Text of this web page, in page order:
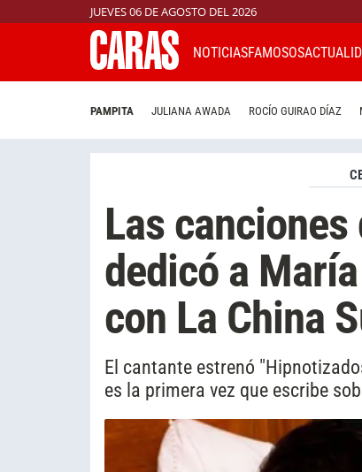
JUEVES 06 DE AGOSTO DEL 2026
NOTICIASFAMOSOS
PAMPITA JULIANA AWADA ROCÍO GUIRAO DÍAZ
Las
dedicó a
con La China
El cantante estrenó
es la primera vez que escribe